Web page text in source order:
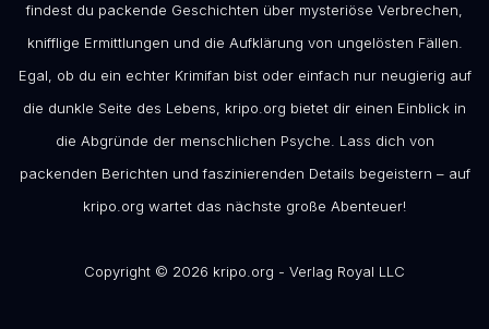
findest du packende Geschichten über mysteriöse Verbrechen,
knifflige Ermittlungen und die Aufklärung von ungelösten Fällen.
Egal, ob du ein echter Krimifan bist oder einfach nur neugierig auf
die dunkle Seite des Lebens, kripo.org bietet dir einen Einblick in
die Abgründe der menschlichen Psyche. Lass dich von
packenden Berichten und faszinierenden Details begeistern – auf
kripo.org wartet das nächste große Abenteuer!
Copyright © 2026 kripo.org - Verlag Royal LLC